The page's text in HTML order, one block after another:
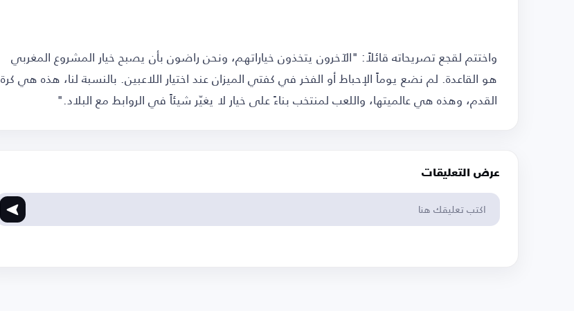
واختتم لقجع تصريحاته قائلاً: "الآخرون يتخذون خياراتهم، ونحن راضون بأن يصبح خيار المشروع المغربي
هو القاعدة. لم نضع يوماً الإحباط أو الفخر في كفتي الميزان عند اختيار اللاعبين. بالنسبة لنا، هذه هي كرة
القدم، وهذه هي عالميتها، واللعب لمنتخب بناءً على خيار لا يغيّر شيئاً في الروابط مع البلاد."
عرض التعليقات